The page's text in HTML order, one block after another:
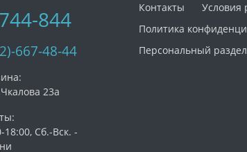
Контакты
Условия
Политика
Персональный раздел
744-844
667-48-44
23а
Сб.-Вск. -